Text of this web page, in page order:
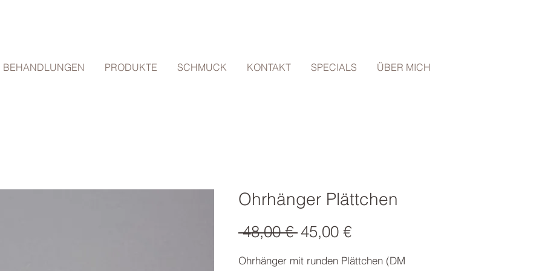
BEHANDLUNGEN PRODUKTE SCHMUCK KONTAKT SPECIALS ÜBER MICH
Ohrhänger Plättchen
48,00 € Standardpreis
45,00 €Sale-
Ohrhänger mit runden Plättchen (DM